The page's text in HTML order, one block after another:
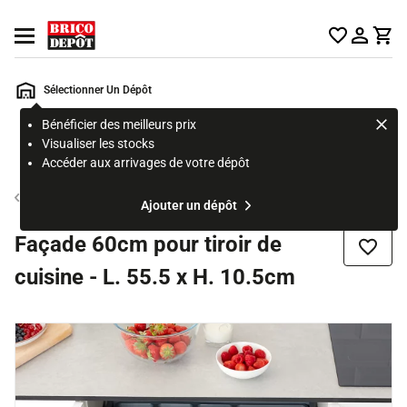
Ouvrir le menu
Sélectionner Un Dépôt
Bénéficier des meilleurs prix
Visualiser les stocks
Accéder aux arrivages de votre dépôt
Ajouter un dépôt
Rechercher
page
Façade 60cm pour tiroir de
cuisine - L. 55.5 x H. 10.5cm